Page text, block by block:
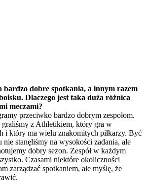
bardzo dobre spotkania, a innym razem
Dlaczego jest taka duża różnica
meczami?
przeciwko bardzo dobrym zespołom.
z Athletikiem, który gra w
i który ma wielu znakomitych piłkarzy. Być
nie stanęliśmy na wysokości zadania, ale
dobry sezon. Zespół w każdym
Czasami niektóre okoliczności
zarządzać spotkaniem, ale myślę, że